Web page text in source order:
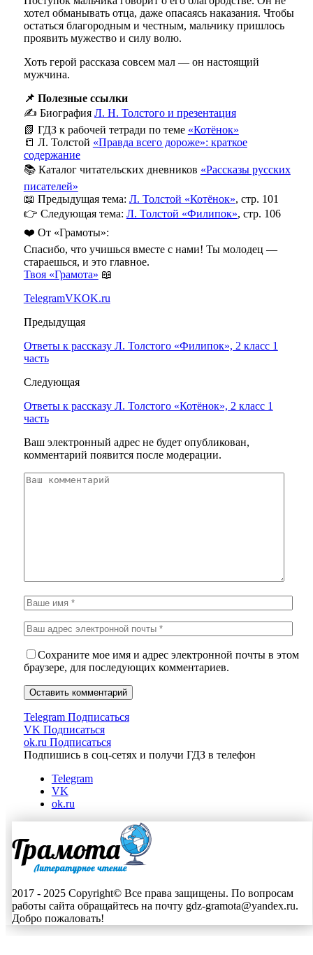
хотел обманывать отца, даже опасаясь наказания. Чтобы
остаться благородным и честным, мальчику пришлось
проявить мужество и силу волю.
Хоть герой рассказа совсем мал — он настоящий
мужчина.
📌 Полезные ссылки
✍️ Биография Л. Н. Толстого и презентация
📗 ГДЗ к рабочей тетради по теме «Котёнок»
📒 Л. Толстой «Правда всего дороже»: краткое
содержание
📚 Каталог читательских дневников «Рассказы русских
писателей»
📖 Предыдущая тема: Л. Толстой «Котёнок», стр. 101
👉 Следующая тема: Л. Толстой «Филипок», стр. 106
❤️ От «Грамоты»:
Спасибо, что учишься вместе с нами! Ты молодец —
стараешься, и это главное.
Твоя «Грамота» 📖
TelegramVKOK.ru
Предыдущая
Ответы к рассказу Л. Толстого «Филипок», 2 класс 1
часть
Следующая
Ответы к рассказу Л. Толстого «Котёнок», 2 класс 1
часть
Ваш электронный адрес не будет опубликован,
комментарий появится после модерации.
Сохраните мое имя и адрес электронной почты в этом
браузере, для последующих комментариев.
Telegram Подписаться
VK Подписаться
ok.ru Подписаться
Подпишись в соц-сетях и получи ГДЗ в телефон
Telegram
VK
ok.ru
2017 - 2025 Copyright© Все права защищены. По вопросам
работы сайта обращайтесь на почту gdz-gramota@yandex.ru.
Добро пожаловать!